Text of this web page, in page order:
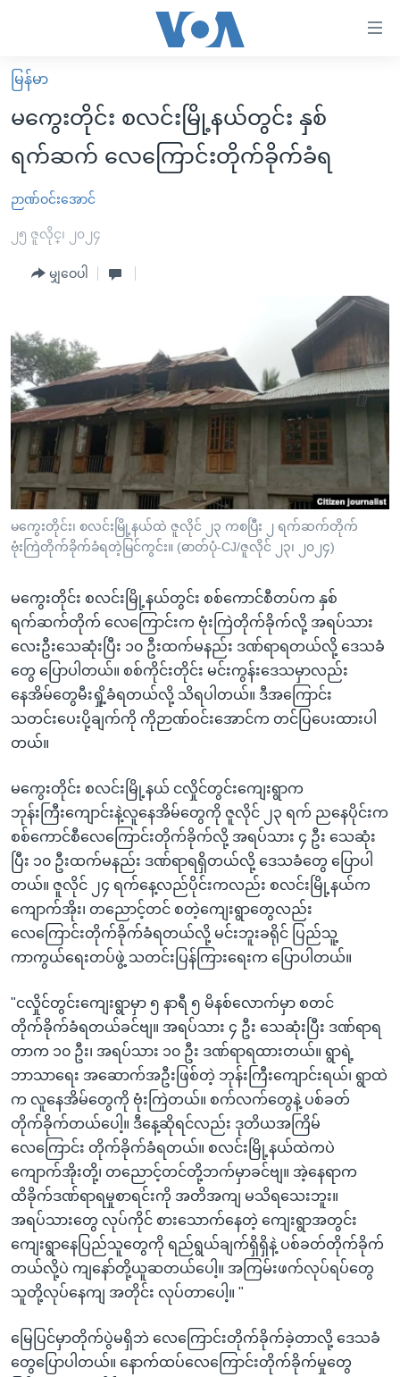
လွယ်ကူ
စေ
သည့်
Link
များ
ပင်မ
ကြည့်
ရန်
ပင်မ
အ
ညွန်း
စာမျက်နှာ
သို့
ကျော်
ကြည့်
ရန်
ရန်
နေရာ
သို့
ကျော်
ရန်
မူလစာမျက်နှာ
မြန်မာ
ကမ္ဘာ့သတင်းများ
နိုင်ငံတကာ
အစ္စရေး-ပါလက်စတိုင်း
ဗွီဒီယို
အင်္ဂလိပ်စာလေ့လာမယ်
မကြေးမုံရဲ့ အင်္ဂလိပ်စာ
ရုပ်ရှင်ထဲက အင်္ဂလိပ်စာ
သုတပဒေသာ အင်္ဂလိပ်စာ
ရေဒီယို
တီဗွီ
ရေဒီယိုနှင့်ရုပ်သံ အချက်အလက်များ
ရေဒီယို/တီဗွီအစီအစဉ်
Learning English
ဗွီအိုအေ လူမှုကွန်ယက်များ
မြန်မာ
မကွေးတိုင်း စလင်းမြို့နယ်တွင်း နှစ်
ရက်ဆက် လေကြောင်းတိုက်ခိုက်ခံရ
ဉာဏ်ဝင်းအောင်
၂၅ ဇူလိုင္၊ ၂၀၂၄
မျှဝေပါ
မကွေးတိုင်း၊ စလင်းမြို့နယ်ထဲ ဇူလိုင် ၂၃ ကစပြီး ၂ ရက်ဆက်တိုက်
ဗုံးကြဲတိုက်ခိုက်ခံရတဲ့မြင်ကွင်း။ (ဓာတ်ပုံ-CJ/ဇူလိုင် ၂၃၊ ၂၀၂၄)
မကွေးတိုင်း စလင်းမြို့နယ်တွင်း စစ်ကောင်စီတပ်က နှစ်
ရက်ဆက်တိုက် လေကြောင်းက ဗုံးကြဲတိုက်ခိုက်လို့ အရပ်သား
လေးဦးသေဆုံးပြီး ၁၀ ဦးထက်မနည်း ဒဏ်ရာရတယ်လို့ ဒေသခံ
တွေ ပြောပါတယ်။ စစ်ကိုင်းတိုင်း မင်းကွန်းဒေသမှာလည်း
နေအိမ်တွေမီးရှို့ခံရတယ်လို့ သိရပါတယ်။ ဒီအကြောင်း
သတင်းပေးပို့ချက်ကို ကိုဉာဏ်ဝင်းအောင်က တင်ပြပေးထားပါ
တယ်။
မကွေးတိုင်း စလင်းမြို့နယ် ငလှိုင်တွင်းကျေးရွာက
ဘုန်းကြီးကျောင်းနဲ့လူနေအိမ်တွေကို ဇူလိုင် ၂၃ ရက် ညနေပိုင်းက
စစ်ကောင်စီလေကြောင်းတိုက်ခိုက်လို့ အရပ်သား ၄ ဦး သေဆုံး
ပြီး ၁၀ ဦးထက်မနည်း ဒဏ်ရာရရှိတယ်လို့ ဒေသခံတွေ ပြောပါ
တယ်။ ဇူလိုင် ၂၄ ရက်နေ့လည်ပိုင်းကလည်း စလင်းမြို့နယ်က
ကျောက်အိုး၊ တညောင့်တင် စတဲ့ကျေးရွာတွေလည်း
လေကြောင်းတိုက်ခိုက်ခံရတယ်လို့ မင်းဘူးခရိုင် ပြည်သူ့
ကာကွယ်ရေးတပ်ဖွဲ့ သတင်းပြန်ကြားရေးက ပြောပါတယ်။
"ငလှိုင်တွင်းကျေးရွာမှာ ၅ နာရီ ၅ မိနစ်လောက်မှာ စတင်
တိုက်ခိုက်ခံရတယ်ခင်ဗျ။ အရပ်သား ၄ ဦး သေဆုံးပြီး ဒဏ်ရာရ
တာက ၁၀ ဦး၊ အရပ်သား ၁၀ ဦး ဒဏ်ရာရထားတယ်။ ရွာရဲ့
ဘာသာရေး အဆောက်အဦးဖြစ်တဲ့ ဘုန်းကြီးကျောင်းရယ်၊ ရွာထဲ
က လူနေအိမ်တွေကို ဗုံးကြဲတယ်။ စက်လက်တွေနဲ့ ပစ်ခတ်
တိုက်ခိုက်တယ်ပေါ့။ ဒီနေ့ဆိုရင်လည်း ဒုတိယအကြိမ်
လေကြောင်း တိုက်ခိုက်ခံရတယ်။ စလင်းမြို့နယ်ထဲကပဲ
ကျောက်အိုးတို့၊ တညောင့်တင်တို့ဘက်မှာခင်ဗျ။ အဲ့နေရာက
ထိခိုက်ဒဏ်ရာရမှုစာရင်းကို အတိအကျ မသိရသေးဘူး။
အရပ်သားတွေ လုပ်ကိုင် စားသောက်နေတဲ့ ကျေးရွာအတွင်း
ကျေးရွာနေပြည်သူတွေကို ရည်ရွယ်ချက်ရှိရှိနဲ့ ပစ်ခတ်တိုက်ခိုက်
တယ်လို့ပဲ ကျနော်တို့ယူဆတယ်ပေါ့။ အကြမ်းဖက်လုပ်ရပ်တွေ
သူတို့လုပ်နေကျ အတိုင်း လုပ်တာပေါ့။ "
မြေပြင်မှာတိုက်ပွဲမရှိဘဲ လေကြောင်းတိုက်ခိုက်ခဲ့တာလို့ ဒေသခံ
တွေပြောပါတယ်။ နောက်ထပ်လေကြောင်းတိုက်ခိုက်မှုတွေ